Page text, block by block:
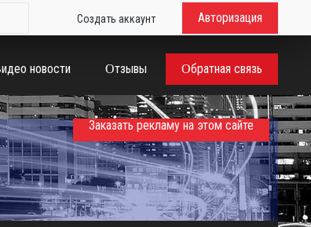
Создать аккаунт Авторизация
Видео новости Отзывы Обратная связь
Заказать рекламу на этом сайте